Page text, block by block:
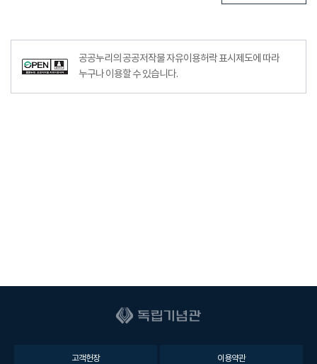
공공누리의 공공저작물 자유이용허락 표시제도에 따라
누구나 이용할 수 있습니다.
고객헌장 이용약관